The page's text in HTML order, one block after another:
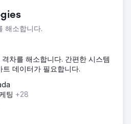
해소합니다.
차를 해소합니다. 간편한 시스템
데이터가 필요합니다.
팅 +28